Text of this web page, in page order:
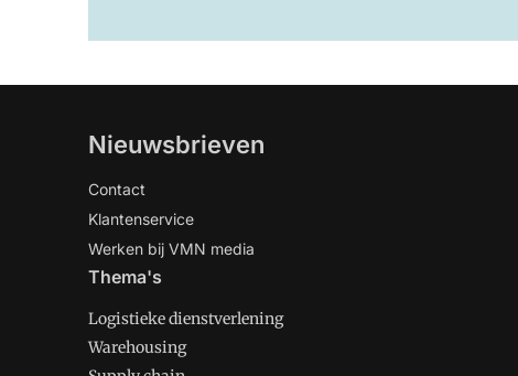
Nieuwsbrieven
Contact
Klantenservice
Werken bij VMN media
Thema's
Logistieke dienstverlening
Warehousing